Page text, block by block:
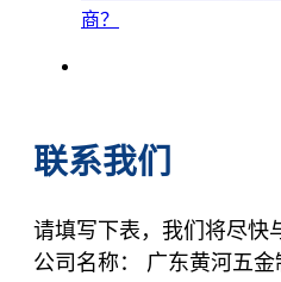
商？
联系我们
请填写下表，我们将尽快
公司名称： 广东黄河五